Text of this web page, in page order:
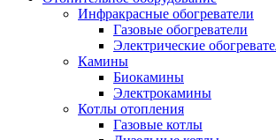
Инфракрасные обогреватели
Газовые обогреватели
Электрические
Камины
Биокамины
Электрокамины
Котлы отопления
Газовые котлы